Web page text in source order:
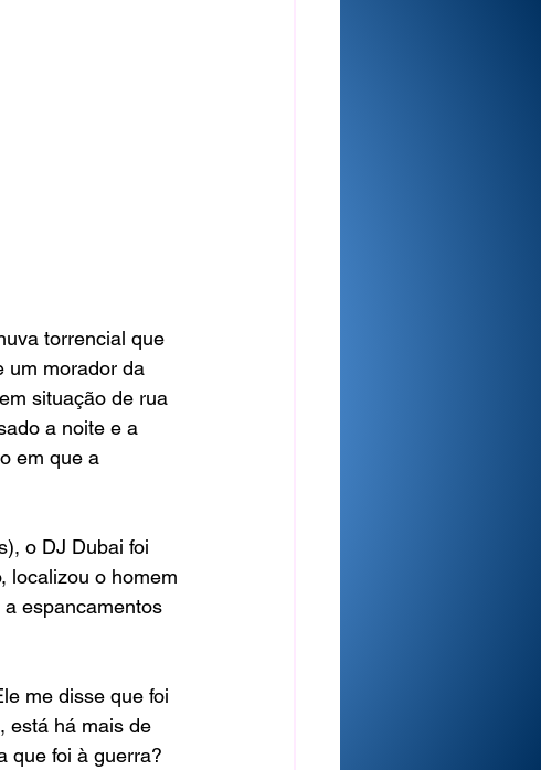
torrencial que
um morador da
situação de rua
a noite e a
em que a
o DJ Dubai foi
localizou o homem
espancamentos
me disse que foi
está há mais de
que foi à guerra?